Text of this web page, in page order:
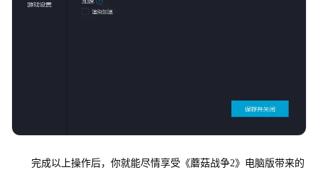
完成以上操作后，你就能尽情享受《蘑菇战争2》电脑版带来的